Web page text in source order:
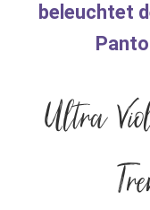
beleuchtet
Ultra